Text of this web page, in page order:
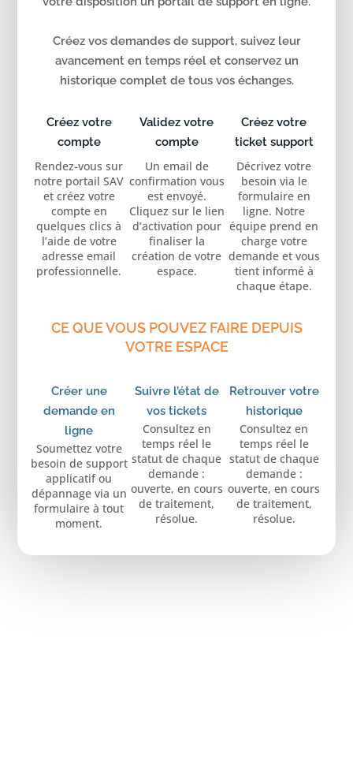
Créez vos demandes de support, suivez leur
avancement en temps réel et conservez un
historique complet de tous vos échanges.
Créez votre
compte
Rendez-vous sur
notre portail SAV
et créez votre
compte en
quelques clics à
l’aide de votre
adresse email
professionnelle.
Validez votre
compte
Un email de
confirmation vous
est envoyé.
Cliquez sur le lien
d’activation pour
finaliser la
création de votre
espace.
Créez votre
ticket support
Décrivez votre
besoin via le
formulaire en
ligne. Notre
équipe prend en
charge votre
demande et vous
tient informé à
chaque étape.
CE QUE VOUS POUVEZ FAIRE DEPUIS
VOTRE ESPACE
Créer une
demande en
ligne
Soumettez votre
besoin de support
applicatif ou
dépannage via un
formulaire à tout
moment.
Suivre l’état de
vos tickets
Consultez en
temps réel le
statut de chaque
demande :
ouverte, en cours
de traitement,
résolue.
Retrouver votre
historique
Consultez en
temps réel le
statut de chaque
demande :
ouverte, en cours
de traitement,
résolue.